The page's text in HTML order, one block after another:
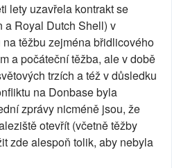
lety uzavřela kontrakt se
a Royal Dutch Shell) v
těžbu zejména břidlicového
a počáteční těžba, ale v době
trzích a též v důsledku
na Donbase byla
zprávy nicméně jsou, že
otevřít (včetně těžby
zde alespoň tolik, aby nebyla